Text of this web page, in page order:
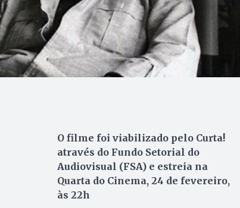
O filme foi viabilizado pelo Curta!
através do Fundo Setorial do
Audiovisual (FSA) e estreia na
Quarta do Cinema, 24 de fevereiro,
às 22h